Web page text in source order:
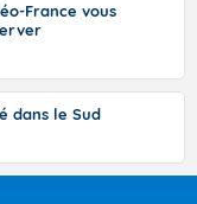
France vous
dans le Sud